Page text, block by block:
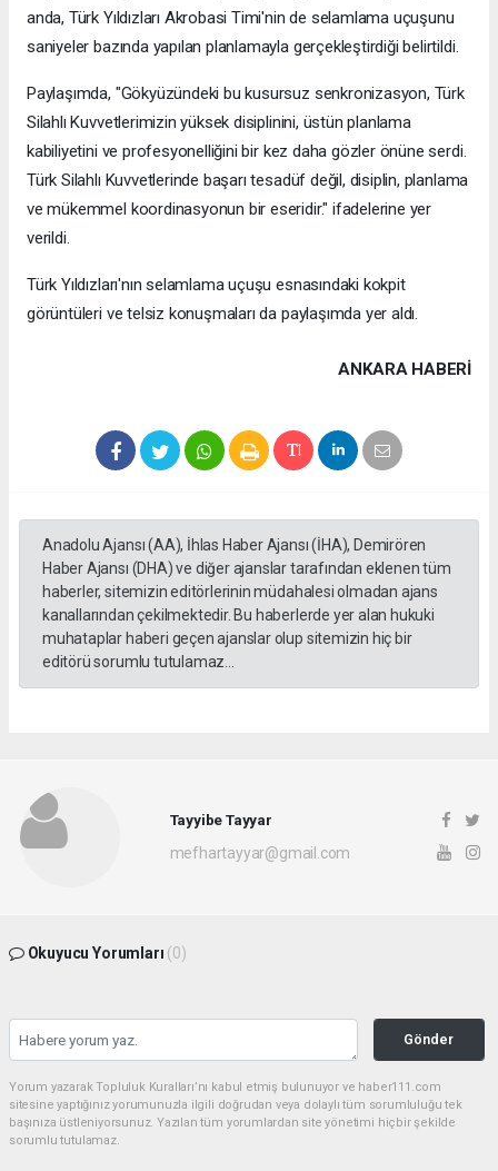
anda, Türk Yıldızları Akrobasi Timi'nin de selamlama uçuşunu
saniyeler bazında yapılan planlamayla gerçekleştirdiği belirtildi.
Paylaşımda, "Gökyüzündeki bu kusursuz senkronizasyon, Türk
Silahlı Kuvvetlerimizin yüksek disiplinini, üstün planlama
kabiliyetini ve profesyonelliğini bir kez daha gözler önüne serdi.
Türk Silahlı Kuvvetlerinde başarı tesadüf değil, disiplin, planlama
ve mükemmel koordinasyonun bir eseridir." ifadelerine yer
verildi.
Türk Yıldızları'nın selamlama uçuşu esnasındaki kokpit
görüntüleri ve telsiz konuşmaları da paylaşımda yer aldı.
ANKARA HABERİ
Anadolu Ajansı (AA), İhlas Haber Ajansı (İHA), Demirören
Haber Ajansı (DHA) ve diğer ajanslar tarafından eklenen tüm
haberler, sitemizin editörlerinin müdahalesi olmadan ajans
kanallarından çekilmektedir. Bu haberlerde yer alan hukuki
muhataplar haberi geçen ajanslar olup sitemizin hiç bir
editörü sorumlu tutulamaz...
Tayyibe Tayyar
mefhartayyar@gmail.com
Okuyucu Yorumları (0)
Gönder
Yorum yazarak Topluluk Kuralları’nı kabul etmiş bulunuyor ve haber111.com
sitesine yaptığınız yorumunuzla ilgili doğrudan veya dolaylı tüm sorumluluğu tek
başınıza üstleniyorsunuz. Yazılan tüm yorumlardan site yönetimi hiçbir şekilde
sorumlu tutulamaz.